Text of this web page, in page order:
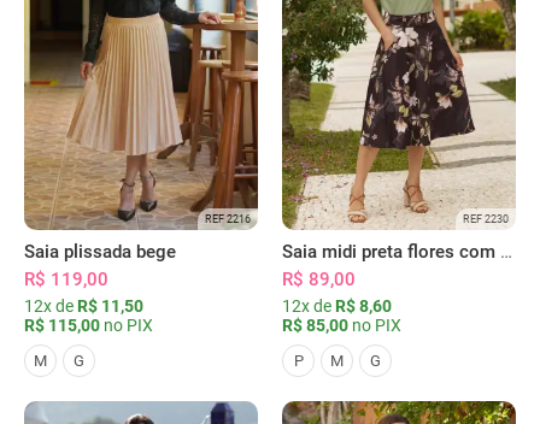
REF 2216
Saia plissada bege
R$ 119,00
12x de R$ 11,50
R$ 115,00 no PIX
M G
REF 2230
Saia midi preta flores com bolsos
R$ 89,00
12x de R$ 8,60
R$ 85,00 no PIX
P M G